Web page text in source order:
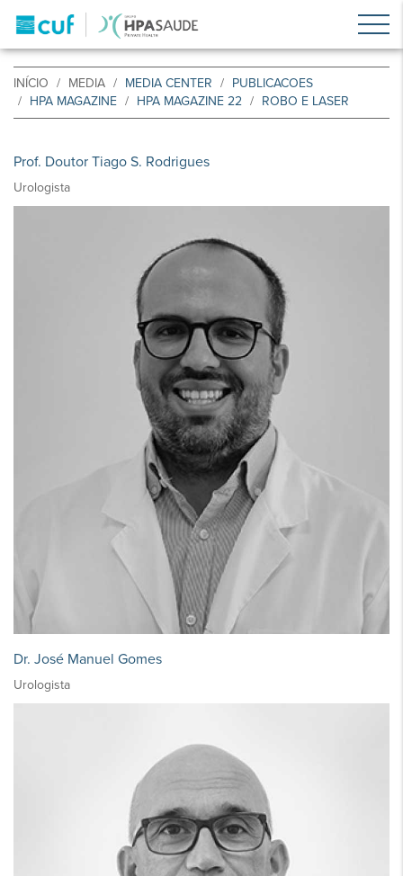
INÍCIO MEDIA MEDIA CENTER
PUBLICACOES
HPA MAGAZINE
HPA MAGAZINE 22 ROBO E LASER
Prof. Doutor Tiago S. Rodrigues
Urologista
Dr. José Manuel Gomes
Urologista